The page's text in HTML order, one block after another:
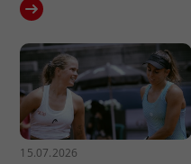
15.07.2026